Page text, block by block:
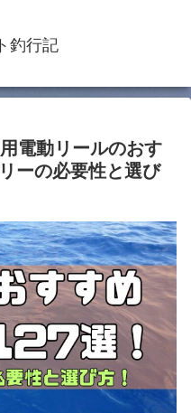
釣行記
電動リールのおす
ーの必要性と選び